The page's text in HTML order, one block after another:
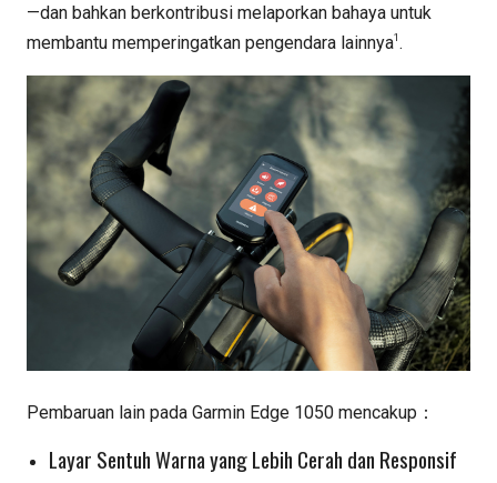
—dan bahkan berkontribusi melaporkan bahaya untuk
membantu memperingatkan pengendara lainnya1 .
Pembaruan lain pada Garmin Edge 1050 mencakup：
Layar Sentuh Warna yang Lebih Cerah dan Responsif